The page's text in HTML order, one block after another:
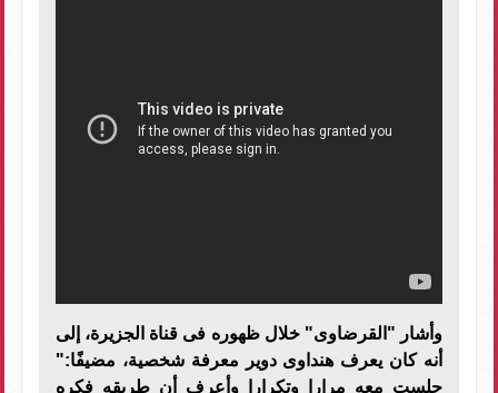
وأشار "القرضاوى" خلال ظهوره فى قناة الجزيرة، إلى
أنه كان يعرف هنداوى دوير معرفة شخصية، مضيفًا:"
جلست معه مرارا وتكرارا وأعرف أن طريقه فكره